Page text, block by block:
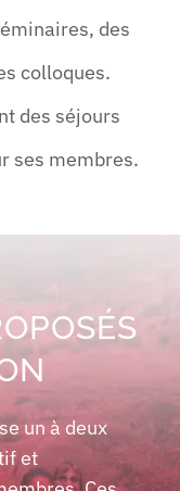
des
colloques.
des séjours
ses membres.
un à deux
et